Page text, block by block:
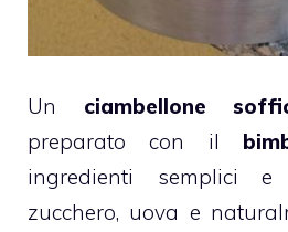
Un ciambellone
preparato con il
ingredienti semplici e
zucchero, uova e